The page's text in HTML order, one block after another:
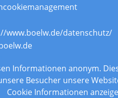
www.boelw.de/datenschutz/
Informationen anonym.
Besucher unsere
Cookie Informationen